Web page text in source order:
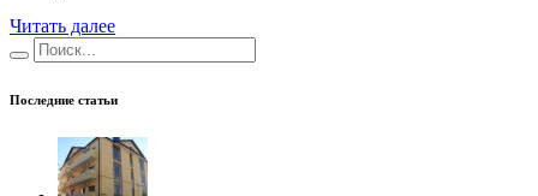
Читать далее
Последние статьи